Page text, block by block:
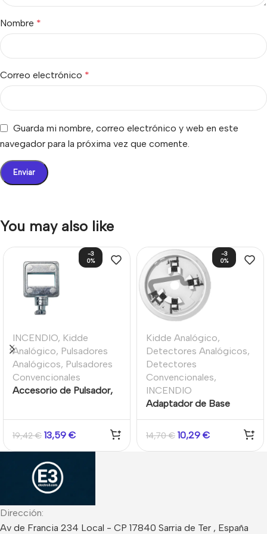
Nombre *
Correo electrónico *
Guarda mi nombre, correo electrónico y web en este
navegador para la próxima vez que comente.
You may also like
-3
0%
INCENDIO, Kidde
Analógico, Pulsadores
Analógicos, Pulsadores
Convencionales
Accesorio de Pulsador,
pulsador, metal Kidde
(Paquete de 10
unidades)
19,42€ 13,59 €
-3
0%
Kidde Analógico,
Detectores Analógicos,
Detectores
Convencionales,
INCENDIO
Adaptador de Base
Kilsen KL7A a base
Kidde Excellence
14,70€ 10,29 €
Dirección:
Av de Francia 234 Local - CP 17840 Sarria de Ter , España